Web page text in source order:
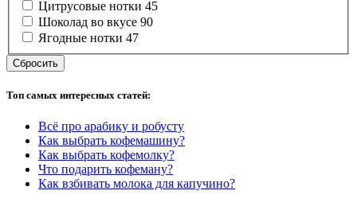
Цитрусовые нотки 45
Шоколад во вкусе 90
Ягодные нотки 47
Сбросить
Топ самых интересных статей:
Всё про арабику и робусту
Как выбрать кофемашину?
Как выбрать кофемолку?
Что подарить кофеману?
Как взбивать молока для капучино?